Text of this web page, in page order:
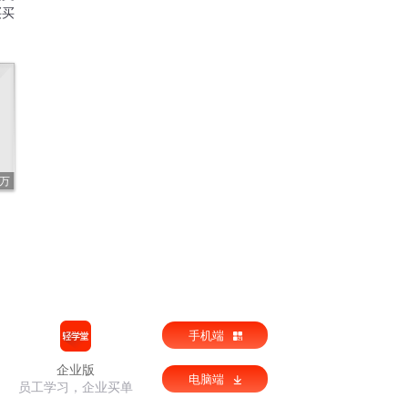
企业版
员工学习，企业买单
手机端
电脑端